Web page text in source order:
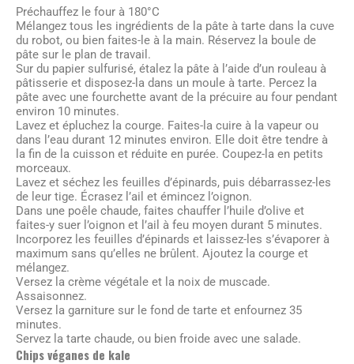
Préchauffez le four à 180°C
Mélangez tous les ingrédients de la pâte à tarte dans la cuve
du robot, ou bien faites-le à la main. Réservez la boule de
pâte sur le plan de travail.
Sur du papier sulfurisé, étalez la pâte à l’aide d’un rouleau à
pâtisserie et disposez-la dans un moule à tarte. Percez la
pâte avec une fourchette avant de la précuire au four pendant
environ 10 minutes.
Lavez et épluchez la courge. Faites-la cuire à la vapeur ou
dans l’eau durant 12 minutes environ. Elle doit être tendre à
la fin de la cuisson et réduite en purée. Coupez-la en petits
morceaux.
Lavez et séchez les feuilles d’épinards, puis débarrassez-les
de leur tige. Écrasez l’ail et émincez l’oignon.
Dans une poêle chaude, faites chauffer l’huile d’olive et
faites-y suer l’oignon et l’ail à feu moyen durant 5 minutes.
Incorporez les feuilles d’épinards et laissez-les s’évaporer à
maximum sans qu’elles ne brûlent. Ajoutez la courge et
mélangez.
Versez la crème végétale et la noix de muscade.
Assaisonnez.
Versez la garniture sur le fond de tarte et enfournez 35
minutes.
Servez la tarte chaude, ou bien froide avec une salade.
Chips véganes de kale